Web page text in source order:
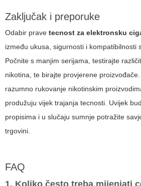
Zaključak i preporuke
Odabir prave tecnost za elektronsku
između ukusa, sigurnosti i kompatibilnosti
Počnite s manjim serijama, testirajte
nikotina, te birajte provjerene
razumno rukovanje nikotinskim
produžuju vijek trajanja tecnosti. Uvijek
propisima i u slučaju sumnje potražite
trgovini.
FAQ